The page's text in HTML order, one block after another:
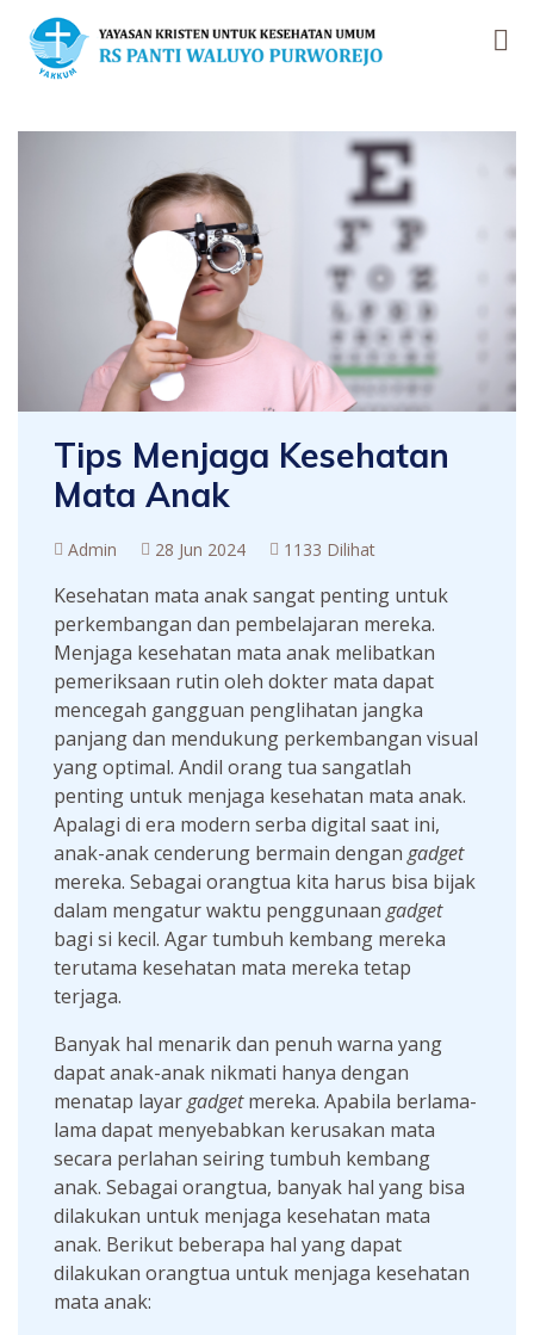
Tips Menjaga Kesehatan
Mata Anak
Admin 28 Jun 2024 1133 Dilihat
Kesehatan mata anak sangat penting untuk
perkembangan dan pembelajaran mereka.
Menjaga kesehatan mata anak melibatkan
pemeriksaan rutin oleh dokter mata dapat
mencegah gangguan penglihatan jangka
panjang dan mendukung perkembangan visual
yang optimal. Andil orang tua sangatlah
penting untuk menjaga kesehatan mata anak.
Apalagi di era modern serba digital saat ini,
anak-anak cenderung bermain dengan gadget
mereka. Sebagai orangtua kita harus bisa bijak
dalam mengatur waktu penggunaan gadget
bagi si kecil. Agar tumbuh kembang mereka
terutama kesehatan mata mereka tetap
terjaga.
Banyak hal menarik dan penuh warna yang
dapat anak-anak nikmati hanya dengan
menatap layargadgetmereka. Apabila berlama-
lama dapat menyebabkan kerusakan mata
secara perlahan seiring tumbuh kembang
anak. Sebagai orangtua, banyak hal yang bisa
dilakukan untuk menjaga kesehatan mata
anak. Berikut beberapa hal yang dapat
dilakukan orangtua untuk menjaga kesehatan
mata anak: